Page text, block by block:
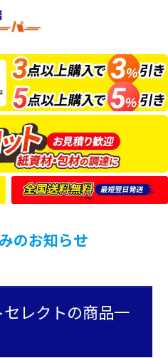
のお知らせ
レクトの商品一